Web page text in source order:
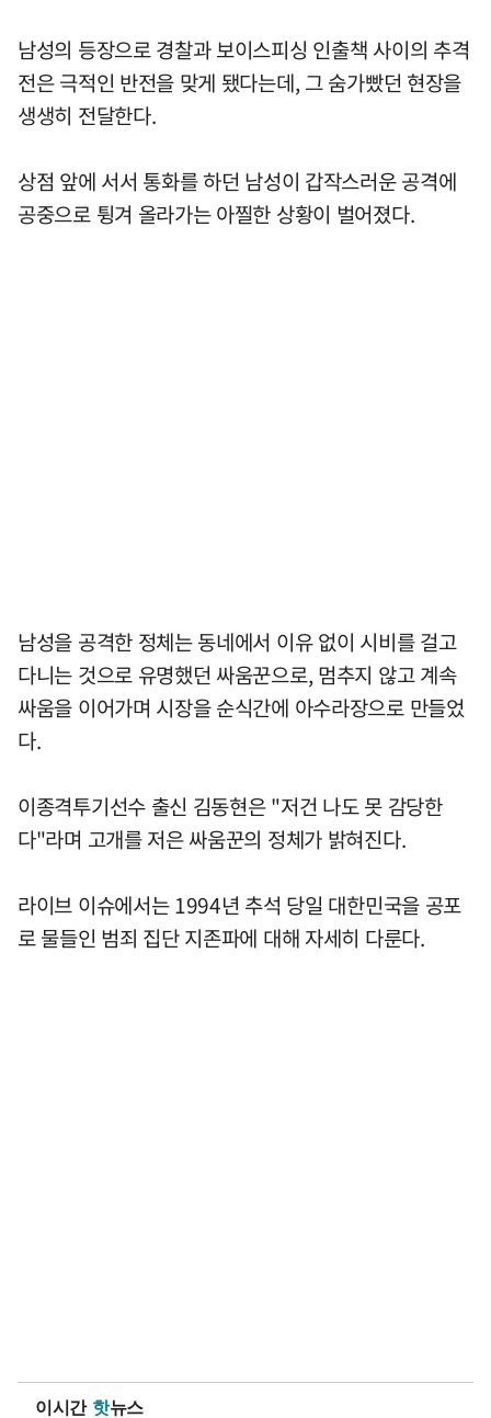
남성의 등장으로 경찰과 보이스피싱 인출책 사이의 추격
전은 극적인 반전을 맞게 됐다는데, 그 숨가빴던 현장을
생생히 전달한다.
상점 앞에 서서 통화를 하던 남성이 갑작스러운 공격에
공중으로 튕겨 올라가는 아찔한 상황이 벌어졌다.
남성을 공격한 정체는 동네에서 이유 없이 시비를 걸고
다니는 것으로 유명했던 싸움꾼으로, 멈추지 않고 계속
싸움을 이어가며 시장을 순식간에 아수라장으로 만들었
다.
이종격투기선수 출신 김동현은 "저건 나도 못 감당한
다"라며 고개를 저은 싸움꾼의 정체가 밝혀진다.
라이브 이슈에서는 1994년 추석 당일 대한민국을 공포
로 물들인 범죄 집단 지존파에 대해 자세히 다룬다.
이시간 핫뉴스